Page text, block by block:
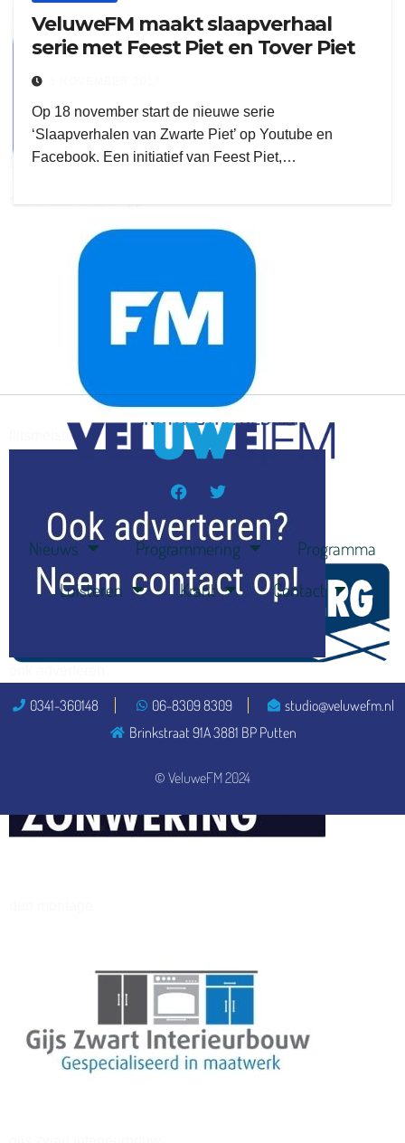
zielman
delangekortland
flitsmeister
VeluweFM maakt slaapverhaal
serie met Feest Piet en Tover Piet
Op 18 november start de nieuwe serie
‘Slaapverhalen van Zwarte Piet’ op Youtube en
Facebook. Een initiatief van Feest Piet,…
Nieuws Programmering
Programma
Luisteren
Krant Contact
© VeluweFM 2024
0341-360148 06-8309 8309
studio@veluwefm.nl
Brinkstraat 91A 3881 BP Putten